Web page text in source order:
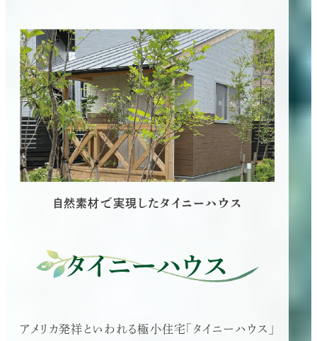
自然素材で実現したタイニーハウス
タイニーハウス
アメリカ発祥といわれる極小住宅「タイニーハウス」